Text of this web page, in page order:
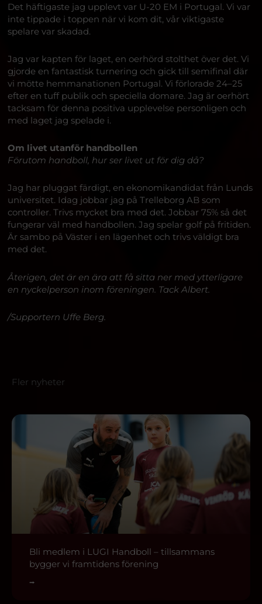
Det häftigaste jag upplevt var U-20 EM i Portugal. Vi var
inte tippade i toppen när vi kom dit, vår viktigaste
spelare var skadad.
Jag var kapten för laget, en oerhörd stolthet över det. Vi
gjorde en fantastisk turnering och gick till semifinal där
vi mötte hemmanationen Portugal. Vi förlorade 24–25
efter en tuff publik och speciella domare. Jag är oerhört
tacksam för denna positiva upplevelse personligen och
med laget jag spelade i.
Om livet utanför handbollen
Förutom handboll, hur ser livet ut för dig då?
Jag har pluggat färdigt, en ekonomikandidat från Lunds
universitet. Idag jobbar jag på Trelleborg AB som
controller. Trivs mycket bra med det. Jobbar 75% så det
fungerar väl med handbollen. Jag spelar golf på fritiden.
Är sambo på Väster i en lägenhet och trivs väldigt bra
med det.
Återigen, det är en ära att få sitta ner med ytterligare
en nyckelperson inom föreningen. Tack Albert.
/Supportern Uffe Berg.
Fler nyheter
Bli medlem i LUGI Handboll – tillsammans
bygger vi framtidens förening
⭢